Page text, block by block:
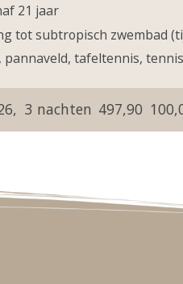
21 jaar
tot subtropisch zwembad
pannaveld, tafeltennis,
3 497,90